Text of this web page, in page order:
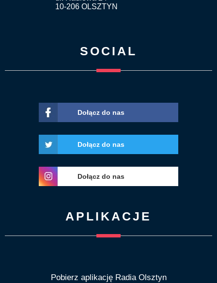
10-206 OLSZTYN
SOCIAL
Dołącz do nas
Dołącz do nas
Dołącz do nas
APLIKACJE
Pobierz aplikację Radia Olsztyn